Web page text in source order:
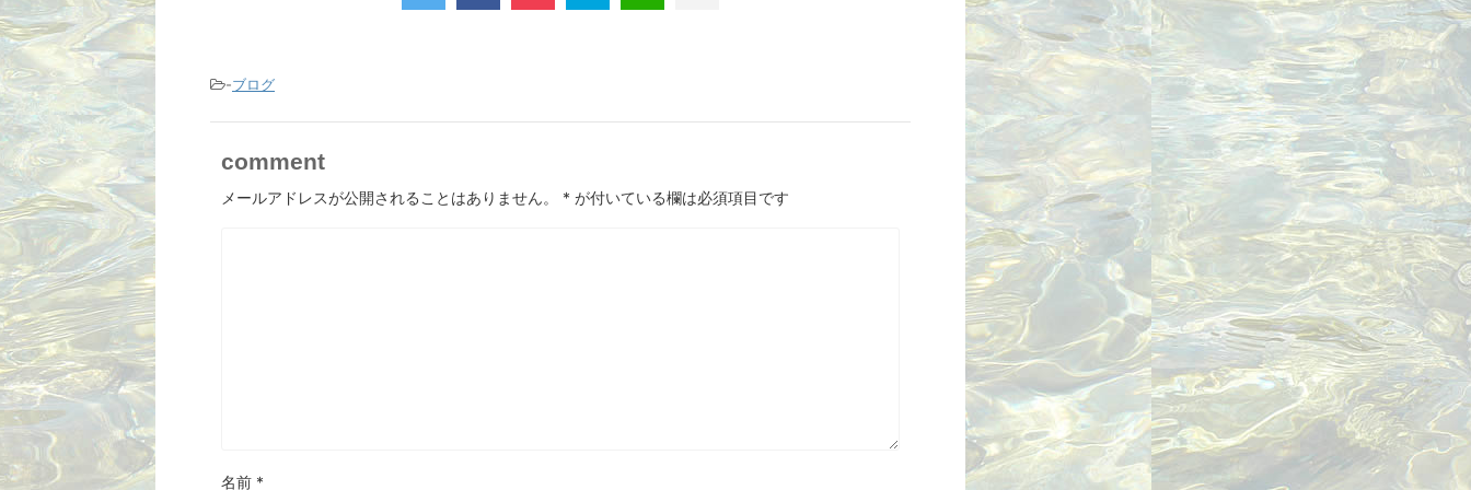
-ブログ
comment
メールアドレスが公開されることはありません。 * が付いている欄は必須項目です
名前 *